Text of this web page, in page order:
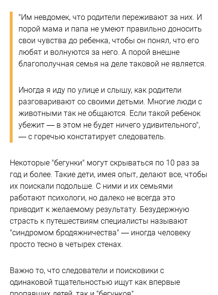
"Им невдомек, что родители переживают за них. И
порой мама и папа не умеют правильно доносить
свои чувства до ребенка, чтобы он понял, что его
любят и волнуются за него. А порой внешне
благополучная семья на деле таковой не является.
Иногда я иду по улице и слышу, как родители
разговаривают со своими детьми. Многие люди с
животными так не общаются. Если такой ребенок
убежит — в этом не будет ничего удивительного",
— с горечью констатирует следователь.
Некоторые "бегунки" могут скрываться по 10 раз за
год и более. Такие дети, имея опыт, делают все, чтобы
их поискали подольше. С ними и их семьями
работают психологи, но далеко не всегда это
приводит к желаемому результату. Безудержную
страсть к путешествиям специалисты называют
"синдромом бродяжничества" — иногда человеку
просто тесно в четырех стенах.
Важно то, что следователи и поисковики с
одинаковой тщательностью ищут как впервые